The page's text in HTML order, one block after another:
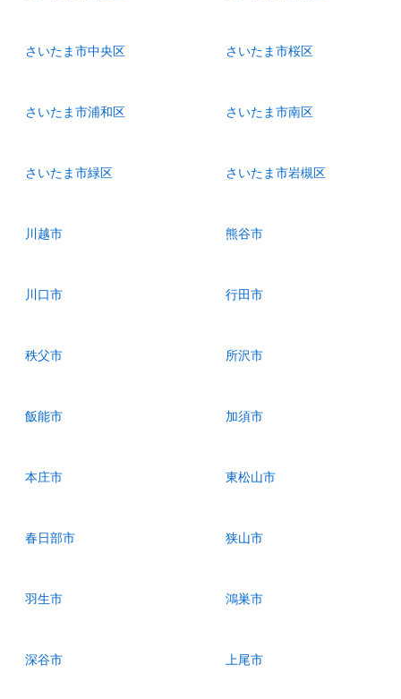
さいたま市中央区 さいたま市桜区
さいたま市浦和区 さいたま市南区
さいたま市緑区 さいたま市岩槻区
川越市 熊谷市
川口市 行田市
秩父市 所沢市
飯能市 加須市
本庄市 東松山市
春日部市 狭山市
羽生市 鴻巣市
深谷市 上尾市